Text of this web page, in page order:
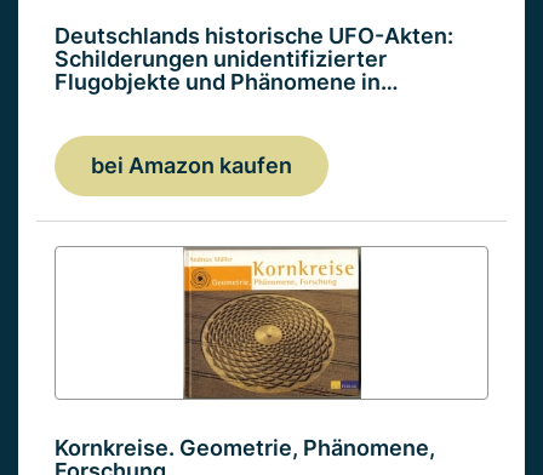
Deutschlands historische UFO-Akten:
Schilderungen unidentifizierter
Flugobjekte und Phänomene in…
bei Amazon kaufen
Kornkreise. Geometrie, Phänomene,